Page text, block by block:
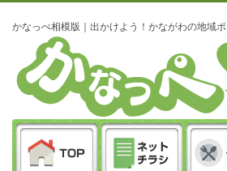
かなっぺ相模版｜出かけよう！かながわの地域